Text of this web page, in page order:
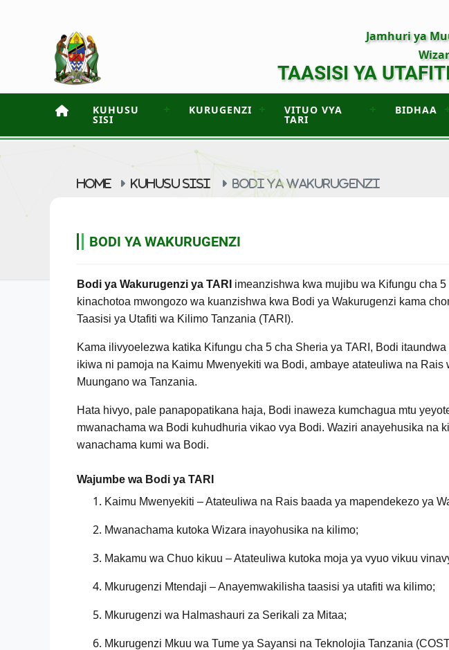
Jamhuri ya
TAASISI YA
KUHUSU
SISI
KURUGENZI VITUO VYA
TARI
BIDHAA
HOME KUHUSU SISI BODI YA WAKURUGENZI
BODI YA WAKURUGENZI
Bodi ya Wakurugenzi ya TARI imeanzishwa kwa mujibu wa Kifungu cha
kinachotoa mwongozo wa kuanzishwa kwa Bodi ya Wakurugenzi kama
Taasisi ya Utafiti wa Kilimo Tanzania (TARI).
Kama ilivyoelezwa katika Kifungu cha 5 cha Sheria ya TARI, Bodi itaundwa
ikiwa ni pamoja na Kaimu Mwenyekiti wa Bodi, ambaye atateuliwa na Rais
Muungano wa Tanzania.
Hata hivyo, pale panapopatikana haja, Bodi inaweza kumchagua mtu
mwanachama wa Bodi kuhudhuria vikao vya Bodi. Waziri anayehusika na
wanachama kumi wa Bodi.
Wajumbe wa Bodi ya TARI
Kaimu Mwenyekiti – Atateuliwa na Rais baada ya mapendekezo ya
Mwanachama kutoka Wizara inayohusika na kilimo;
Makamu wa Chuo kikuu – Atateuliwa kutoka moja ya vyuo vikuu
Mkurugenzi Mtendaji – Anayemwakilisha taasisi ya utafiti wa kilimo;
Mkurugenzi wa Halmashauri za Serikali za Mitaa;
Mkurugenzi Mkuu wa Tume ya Sayansi na Teknolojia Tanzania